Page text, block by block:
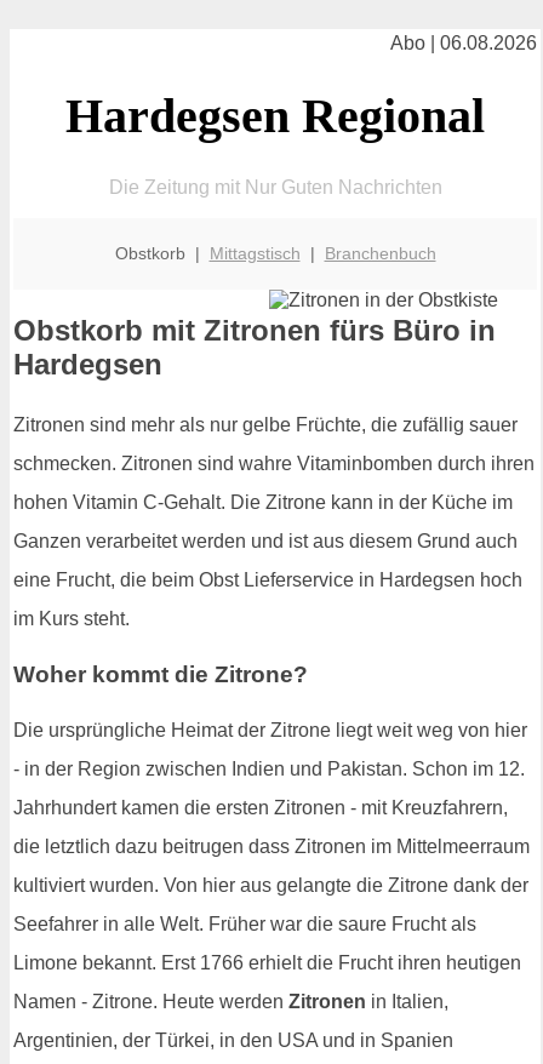
Abo | 06.08.2026
Hardegsen Regional
Die Zeitung mit Nur Guten Nachrichten
Obstkorb | Mittagstisch | Branchenbuch
Obstkorb mit Zitronen fürs Büro in
Hardegsen
Zitronen sind mehr als nur gelbe Früchte, die zufällig sauer
schmecken. Zitronen sind wahre Vitaminbomben durch ihren
hohen Vitamin C-Gehalt. Die Zitrone kann in der Küche im
Ganzen verarbeitet werden und ist aus diesem Grund auch
eine Frucht, die beim Obst Lieferservice in Hardegsen hoch
im Kurs steht.
Woher kommt die Zitrone?
Die ursprüngliche Heimat der Zitrone liegt weit weg von hier
- in der Region zwischen Indien und Pakistan. Schon im 12.
Jahrhundert kamen die ersten Zitronen - mit Kreuzfahrern,
die letztlich dazu beitrugen dass Zitronen im Mittelmeerraum
kultiviert wurden. Von hier aus gelangte die Zitrone dank der
Seefahrer in alle Welt. Früher war die saure Frucht als
Limone bekannt. Erst 1766 erhielt die Frucht ihren heutigen
Namen - Zitrone. Heute werden Zitronen in Italien,
Argentinien, der Türkei, in den USA und in Spanien